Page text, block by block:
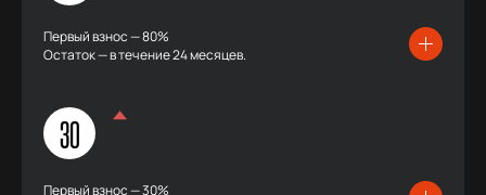
Первый взнос — 80%
Остаток — в течение 24 месяцев.
30
Первый взнос — 30%